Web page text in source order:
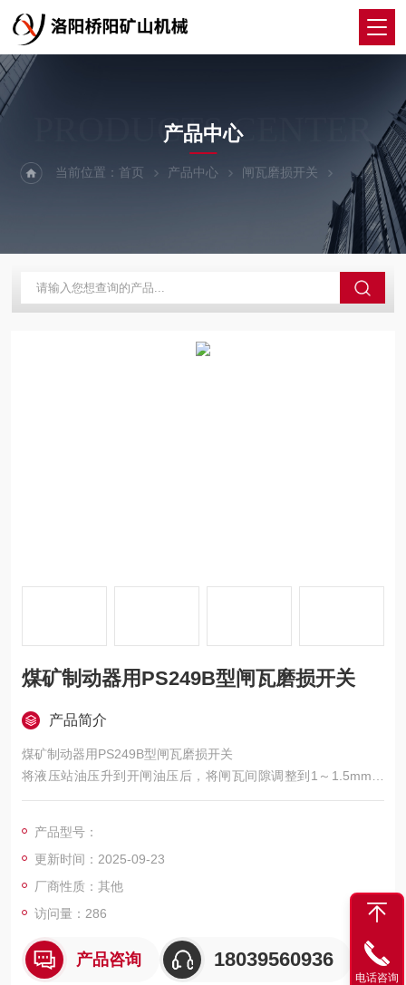
PRODUCTS CENTER
产品中心
当前位置：首页 产品中心 闸瓦磨损开关 PS249B型
煤矿制动器用PS249B型闸瓦磨损开关
产品简介
煤矿制动器用PS249B型闸瓦磨损开关
将液压站油压升到开闸油压后，将闸瓦间隙调整到1～1.5mm，
然后调整如图上1调整螺钉，让行程开关的触头推杆顶到挡板上并
态，此时的开关状态进行固定，利用常闭触点对闸瓦间隙量进行
控制。
产品型号：
更新时间：2025-09-23
厂商性质：其他
访问量：286
产品咨询 18039560936
电话咨询